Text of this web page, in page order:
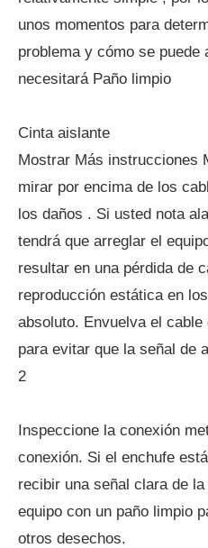
unos momentos para
problema y cómo se puede
necesitará Paño limpio
Cinta aislante
Mostrar Más instrucciones
mirar por encima de los
los daños . Si usted nota
tendrá que arreglar el
resultar en una pérdida de
reproducción estática en
absoluto. Envuelva el
para evitar que la señal de
2
Inspeccione la conexión
conexión. Si el enchufe
recibir una señal clara de
equipo con un paño limpio
otros desechos.